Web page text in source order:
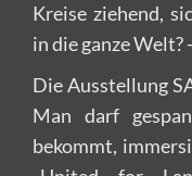
Kreise ziehend,
in die ganze Welt?
Die Ausstellung
Man darf
bekommt,